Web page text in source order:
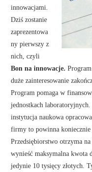
innowacjami.
Dziś zostanie
zaprezentowa
ny pierwszy z
nich, czyli
Bon na innowacje.
duże zainteresowanie
Program pomaga w
jednostkach
instytucja naukowa
firmy to powinna koniecznie
Przedsiębiorstwo otrzyma
wynieść maksymalna kwota
jedynie 10 tysięcy złotych.